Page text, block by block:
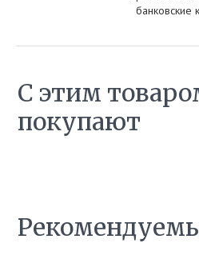
банковские
С этим
покупают